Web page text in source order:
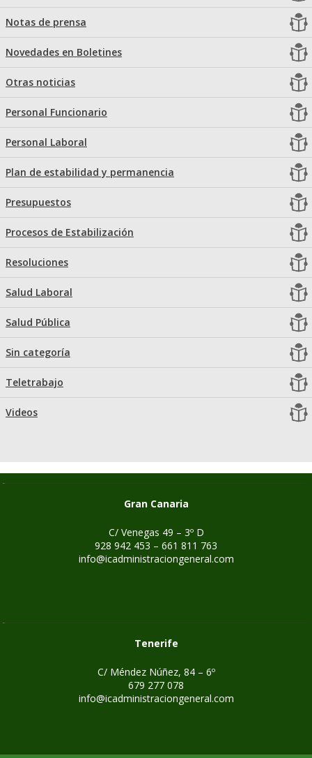
Notas de prensa
Novedades en Boletines
Otras noticias
Personal Funcionario
Personal Laboral
Plan de estabilidad y permanencia
Presupuestos
Procesos de Estabilización
Resoluciones
Salud Laboral
Salud Pública
Sin categoría
Teletrabajo
Videos
Gran Canaria
C/ Venegas 49 – 3º D
928 942 453 – 661 811 763
info@icadministraciongeneral.com
Tenerife
C/ Méndez Núñez, 84 – 6º
679 277 078
info@icadministraciongeneral.com